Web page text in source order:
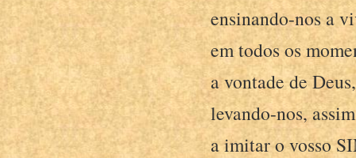
ensinando-nos a
em todos os
a vontade de Deus,
levando-nos,
a imitar o vosso